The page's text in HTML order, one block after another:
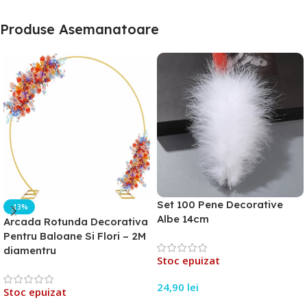
Produse Asemanatoare
-13%
Arcada Rotunda Decorativa
Pentru Baloane Si Flori – 2M
diamentru
Stoc epuizat
Set 100 Pene Decorative
Albe 14cm
Stoc epuizat
24,90 lei